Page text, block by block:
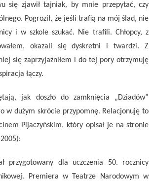
się zjawił tajniak, by mnie przepytać, czy
Pogroził, że jeśli trafią na mój ślad, nie
i w szkole szukać. Nie trafili. Chłopcy, z
okazali się dyskretni i twardzi. Z
się zaprzyjaźniłem i do tej pory otrzymuję
łączy.
jak doszło do zamknięcia „Dziadów”
w dużym skrócie przypomnę. Relacjonuję to
Pijaczyńskim, który opisał je na stronie
przygotowany dla uczczenia 50. rocznicy
Premiera w Teatrze Narodowym w